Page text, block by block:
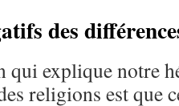
des
qui explique notre
religions est que